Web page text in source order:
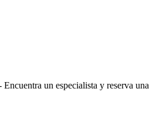
un especialista y reserva una